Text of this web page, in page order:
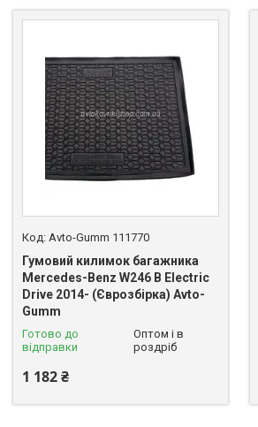
Avto-Gumm 111770
Гумовий килимок багажника
Mercedes-Benz W246 B Electric
Drive 2014- (Єврозбірка) Avto-
Gumm
Готово до
відправки
Оптом і в
роздріб
1 182 ₴